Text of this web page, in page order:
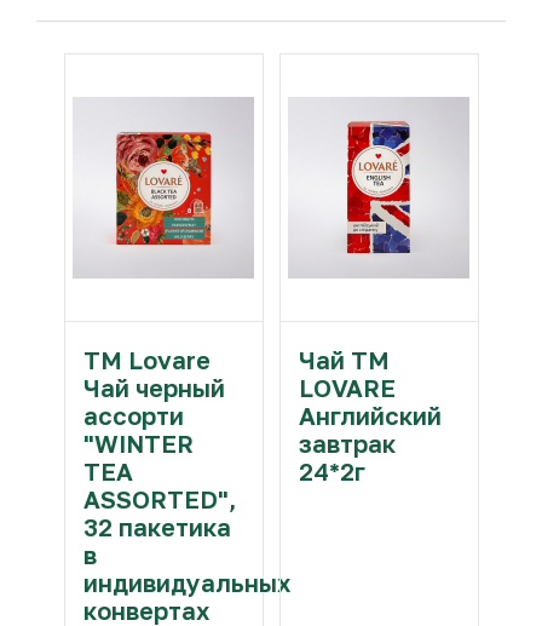
TM Lovare
Чай черный
ассорти
"WINTER
TEA
ASSORTED",
32 пакетика
в
индивидуальных
конвертах
Чай ТМ
LOVARE
Английский
завтрак
24*2г